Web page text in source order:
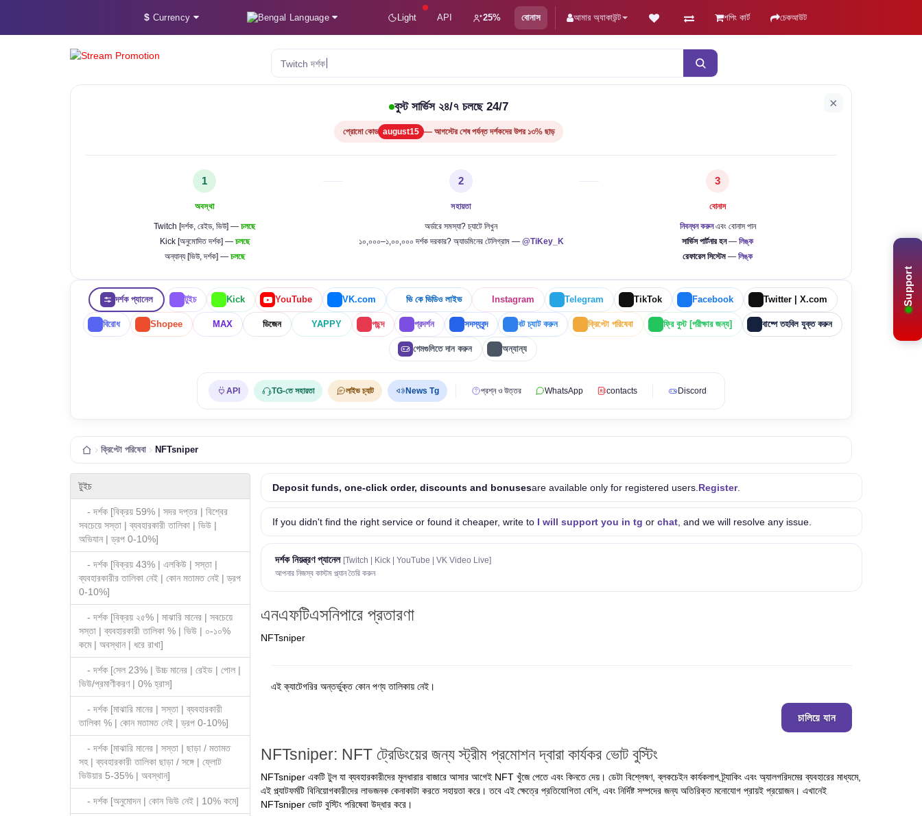
Support
$ Currency Language Light API 25% বোনাস আমার অ্যাকাউন্ট শপিং কার্ট চেকআউট
Twitch দর্শক
×
বুস্ট সার্ভিস ২৪/৭ চলছে 24/7
প্রোমো কোড august15 — আগস্টের শেষ পর্যন্ত দর্শকদের উপর ১৩% ছাড়
1
অবস্থা
Twitch [দর্শক, রেইড, ভিউ] — চলছে
Kick [অনুমোদিত দর্শক] — চলছে
অন্যান্য [ভিউ, দর্শক] — চলছে
2
সহায়তা
অর্ডারে সমস্যা? চ্যাটে লিখুন
১০,০০০–১,০০,০০০ দর্শক দরকার? অ্যাডমিনের টেলিগ্রাম — @TiKey_K
3
বোনাস
নিবন্ধন করুনএবং বোনাস পান
সার্ভিস পার্টনার হন— লিঙ্ক
রেফারেল সিস্টেম — লিঙ্ক
দর্শক প্যানেল টুইচ Kick YouTube VK.com ভি কে ভিডিও লাইভ Instagram Telegram TikTok Facebook Twitter | X.com
বিরোধ Shopee MAX ডিজেন YAPPY পছন্দ প্রদর্শন সদস্যবৃন্দ বট চ্যাট করুন ক্রিপ্টো পরিষেবা ফ্রি বুস্ট [পরীক্ষার জন্য] বাষ্পে তহবিল যুক্ত করুন
গেমগুলিতে দান করুন অন্যান্য
API TG-তে সহায়তা লাইভ চ্যাট News Tg প্রশ্ন ও উত্তর WhatsApp contacts Discord
ক্রিপ্টো পরিষেবা NFTsniper
টুইচ
- দর্শক [বিক্রয় 59% | সদর দপ্তর | বিশ্বের
সবচেয়ে সস্তা | ব্যবহারকারী তালিকা | ভিউ |
অভিযান | ড্রপ 0-10%]
- দর্শক [বিক্রয় 43% | এলকিউ | সস্তা |
ব্যবহারকারীর তালিকা নেই | কোন মতামত নেই | ড্রপ
0-10%]
- দর্শক [বিক্রয় ২৫% | মাঝারি মানের | সবচেয়ে
সস্তা | ব্যবহারকারী তালিকা % | ভিউ | ০-১০%
কমে | অবস্থান | ধরে রাখা]
- দর্শক [সেল 23% | উচ্চ মানের | রেইড | পোল |
ভিউ/প্রমাণীকরণ | 0% হ্রাস]
- দর্শক [মাঝারি মানের | সস্তা | ব্যবহারকারী
তালিকা % | কোন মতামত নেই | ড্রপ 0-10%]
- দর্শক [মাঝারি মানের | সস্তা | ছাড়া / মতামত
সহ | ব্যবহারকারী তালিকা ছাড়া / সঙ্গে | ফ্লোট
ভিউয়ার 5-35% | অবস্থান]
- দর্শক [অনুমোদন | কোন ভিউ নেই | 10% কমে]
Deposit funds, one-click order, discounts and bonusesare available only for registered users. Register.
If you didn't find the right service or found it cheaper, write to I will support you in tg or chat, and we will resolve any issue.
দর্শক নিয়ন্ত্রণ প্যানেল [Twitch | Kick | YouTube | VK Video Live]
আপনার নিজস্ব কাস্টম প্ল্যান তৈরি করুন
এনএফটিএসনিপারে প্রতারণা
NFTsniper
এই ক্যাটেগরির অন্তর্ভুক্ত কোন পণ্য তালিকায় নেই।
চালিয়ে যান
NFTsniper: NFT ট্রেডিংয়ের জন্য স্ট্রীম প্রমোশন দ্বারা কার্যকর ভোট বুস্টিং
NFTsniper একটি টুল যা ব্যবহারকারীদের মূলধারার বাজারে আসার আগেই NFT খুঁজে পেতে এবং কিনতে দেয়। ডেটা বিশ্লেষণ, ব্লকচেইন কার্যকলাপ ট্র্যাকিং এবং অ্যালগরিদমের ব্যবহারের মাধ্যমে,
এই প্ল্যাটফর্মটি বিনিয়োগকারীদের লাভজনক কেনাকাটা করতে সহায়তা করে। তবে এই ক্ষেত্রে প্রতিযোগিতা বেশি, এবং নির্দিষ্ট সম্পদের জন্য অতিরিক্ত মনোযোগ প্রায়ই প্রয়োজন। এখানেই
NFTsniper ভোট বুস্টিং পরিষেবা উদ্ধার করে।